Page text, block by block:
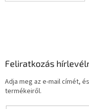
Feliratkozás
Adja meg az e-mail címét,
termékeiről.